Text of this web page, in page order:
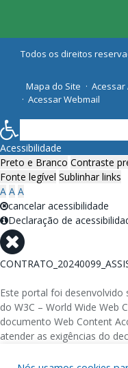
Todos os direitos
Mapa do Site
Acessar
Acessar Webmail
Acessibilidade
Preto e Branco Contraste
Fonte legível Sublinhar links
A A A
cancelar acessibilidade
Declaração de
Este portal foi
do W3C – World Wide Web
documento Web Content
atender as exigências do
eletrônicos da